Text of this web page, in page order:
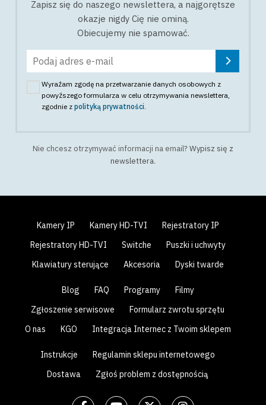
Zapisz się do naszego newslettera, a najgorętsze
okazje nigdy Cię nie ominą.
Obiecujemy nie spamować.
Wyrażam zgodę na przetwarzanie danych osobowych z
powyższego formularza w celu otrzymywania newslettera,
zgodnie z polityką prywatności.
Nie chcesz otrzymywać informacji na email?Wypisz się z
newslettera.
Kamery IP Kamery HD-TVI
Rejestratory IP
Rejestratory HD-TVI
Switche
Puszki i uchwyty
Klawiatury sterujące
Akcesoria Dyski twarde
Blog FAQ Programy
Filmy
Zgłoszenie serwisowe
Formularz zwrotu sprzętu
O nas
KGO Integracja Internec z Twoim sklepem
Instrukcje
Regulamin sklepu internetowego
Dostawa
Zgłoś problem z dostępnością